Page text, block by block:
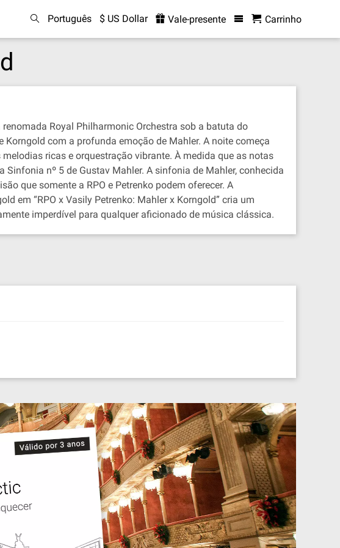
Português $ US Dollar Vale-presente Carrinho
Royal Philharmonic Orchestra sob a batuta do
com a profunda emoção de Mahler. A noite começa
ricas e orquestração vibrante. À medida que as notas
nº 5 de Gustav Mahler. A sinfonia de Mahler, conhecida
que somente a RPO e Petrenko podem oferecer. A
em “RPO x Vasily Petrenko: Mahler x Korngold” cria um
imperdível para qualquer aficionado de música clássica.